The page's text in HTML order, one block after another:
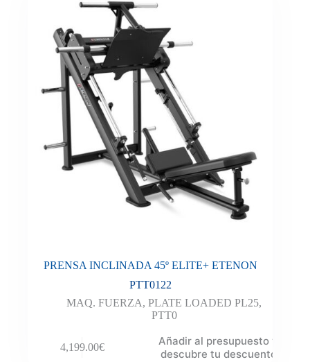
PRENSA INCLINADA 45º ELITE+ ETENON
PTT0122
MAQ. FUERZA,PLATE LOADED PL25,
PTT0
4,199.00€
Añadir al presupuesto y
descubre tu descuento